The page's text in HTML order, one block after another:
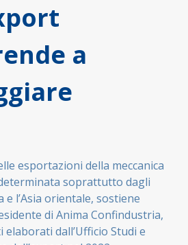
a
esportazioni della meccanica
soprattutto dagli
e l’Asia orientale, sostiene
di Anima Confindustria,
dall’Ufficio Studi e